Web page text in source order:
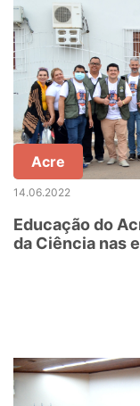
Acre
14.06.2022
Educação do
da Ciência nas